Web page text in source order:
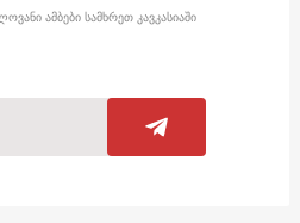
ამბები სამხრეთ კავკასიაში